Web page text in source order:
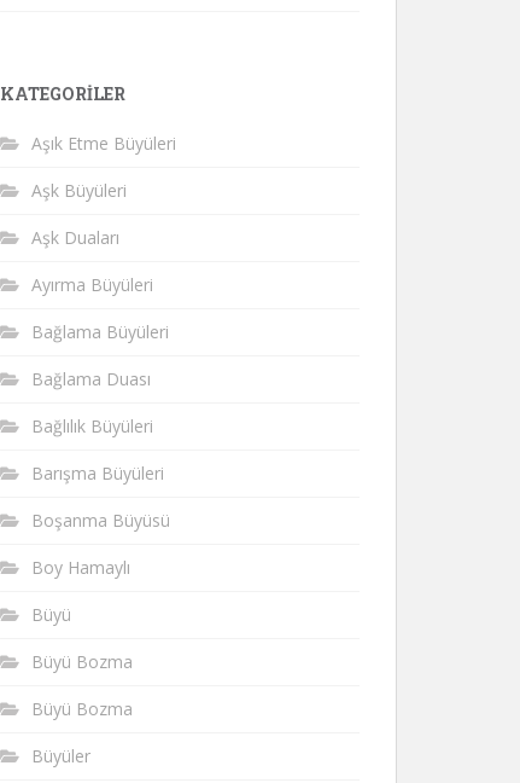
KATEGORILER
Aşık Etme Büyüleri
Aşk Büyüleri
Aşk Duaları
Ayırma Büyüleri
Bağlama Büyüleri
Bağlama Duası
Bağlılık Büyüleri
Barışma Büyüleri
Boşanma Büyüsü
Boy Hamaylı
Büyü
Büyü Bozma
Büyü Bozma
Büyüler